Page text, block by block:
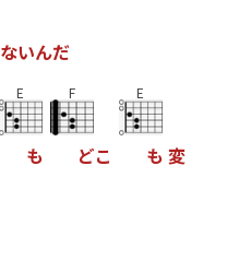
ないんだ
E
も
F
どこ
E
も 変